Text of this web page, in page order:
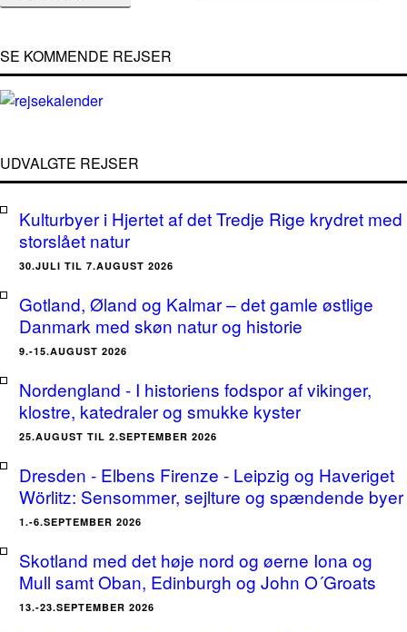
SE KOMMENDE REJSER
UDVALGTE REJSER
Kulturbyer i Hjertet af det Tredje Rige krydret med
storslået natur
30.JULI TIL 7.AUGUST 2026
Gotland, Øland og Kalmar – det gamle østlige
Danmark med skøn natur og historie
9.-15.AUGUST 2026
Nordengland - I historiens fodspor af vikinger,
klostre, katedraler og smukke kyster
25.AUGUST TIL 2.SEPTEMBER 2026
Dresden - Elbens Firenze - Leipzig og Haveriget
Wörlitz: Sensommer, sejlture og spændende byer
1.-6.SEPTEMBER 2026
Skotland med det høje nord og øerne Iona og
Mull samt Oban, Edinburgh og John O´Groats
13.-23.SEPTEMBER 2026